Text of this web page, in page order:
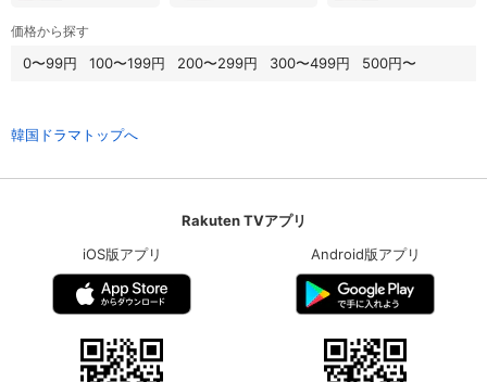
価格から探す
0〜99円 100〜199円 200〜299円 300〜499円 500円〜
韓国ドラマトップへ
Rakuten TVアプリ
iOS版アプリ
Android版アプリ